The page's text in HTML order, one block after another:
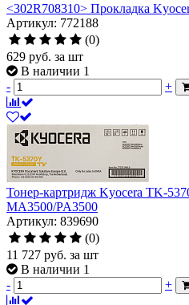
<302R708310> Прокладка
Артикул: 772188
(0)
629 руб. за шт
В наличии 1
-
+
Тонер-картридж Kyocera TK-
MA3500/PA3500
Артикул: 839690
(0)
11 727 руб. за шт
В наличии 1
-
+